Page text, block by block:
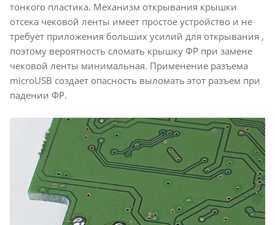
тонкого пластика. Механизм открывания крышки
отсека чековой ленты имеет простое устройство и не
требует приложения больших усилий для открывания ,
поэтому вероятность сломать крышку ФР при замене
чековой ленты минимальная. Применение разъема
microUSB создает опасность выломать этот разъем при
падении ФР.